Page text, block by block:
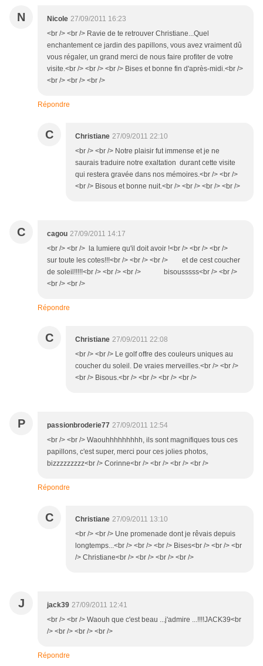
N Nicole 27/09/2011 16:23
<br /> <br /> Ravie de te retrouver Christiane...Quel
enchantement ce jardin des papillons, vous avez vraiment dû
vous régaler, un grand merci de nous faire profiter de votre
visite.<br /> <br /> <br /> Bises et bonne fin d'après-midi.<br />
<br /> <br /> <br />
Répondre
C Christiane 27/09/2011 22:10
<br /> <br /> Notre plaisir fut immense et je ne
saurais traduire notre exaltation durant cette visite
qui restera gravée dans nos mémoires.<br /> <br />
<br /> Bisous et bonne nuit.<br /> <br /> <br /> <br />
C cagou 27/09/2011 14:17
<br /> <br /> la lumiere qu'il doit avoir !<br /> <br /> <br />
sur toute les cotes!!!<br /> <br /> <br /> et de cest coucher
de soleil!!!!!<br /> <br /> <br /> bisousssss<br /> <br />
<br /> <br />
Répondre
C Christiane 27/09/2011 22:08
<br /> <br /> Le golf offre des couleurs uniques au
coucher du soleil. De vraies merveilles.<br /> <br />
<br /> Bisous.<br /> <br /> <br /> <br />
P passionbroderie77 27/09/2011 12:54
<br /> <br /> Waouhhhhhhhhh, ils sont magnifiques tous ces
papillons, c'est super, merci pour ces jolies photos,
bizzzzzzzzz<br /> Corinne<br /> <br /> <br /> <br />
Répondre
C Christiane 27/09/2011 13:10
<br /> <br /> Une promenade dont je rêvais depuis
longtemps...<br /> <br /> <br /> Bises<br /> <br /> <br
/> Christiane<br /> <br /> <br /> <br />
J jack39 27/09/2011 12:41
<br /> <br /> Waouh que c'est beau ...j'admire ...!!!!JACK39<br
/> <br /> <br /> <br />
Répondre